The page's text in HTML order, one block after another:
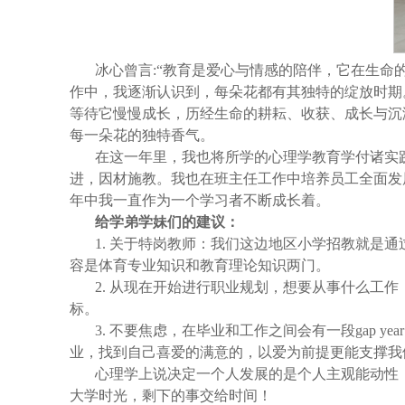
冰心曾言:“教育是爱心与情感的陪伴，它在生
作中，我逐渐认识到，每朵花都有其独特的绽放时
等待它慢慢成长，历经生命的耕耘、收获、成长与
每一朵花的独特香气。
在这一年里，我也将所学的心理学教育学付诸
进，因材施教。我也在班主任工作中培养员工全面
年中我一直作为一个学习者不断成长着。
给学弟学妹们的建议：
1. 关于特岗教师：我们这边地区小学招教就是
容是体育专业知识和教育理论知识两门。
2. 从现在开始进行职业规划，想要从事什么工
标。
3. 不要焦虑，在毕业和工作之间会有一段gap
业，找到自己喜爱的满意的，以爱为前提更能支撑
心理学上说决定一个人发展的是个人主观能动
大学时光，剩下的事交给时间！